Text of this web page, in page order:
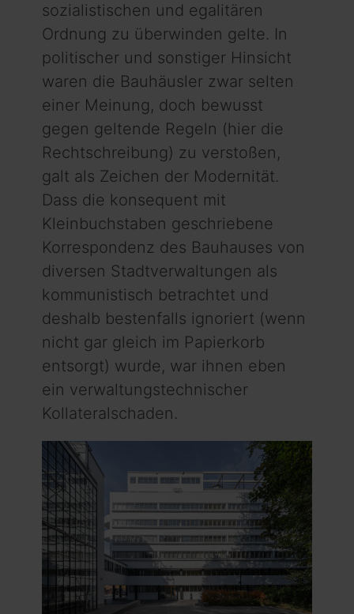
sozialistischen und egalitären
Ordnung zu überwinden gelte. In
politischer und sonstiger Hinsicht
waren die Bauhäusler zwar selten
einer Meinung, doch be­wusst
gegen geltende Regeln (hier die
Rechtschreibung) zu ver­stoßen,
galt als Zeichen der Modernität.
Dass die konsequent mit
Kleinbuchstaben geschriebene
Korrespondenz des Bauhauses von
diversen Stadtverwaltungen als
kommunistisch betrachtet und
deshalb bestenfalls ignoriert (wenn
nicht gar gleich im Papierkorb
entsorgt) wurde, war ihnen eben
ein verwaltungstechnischer
Kollateralschaden.